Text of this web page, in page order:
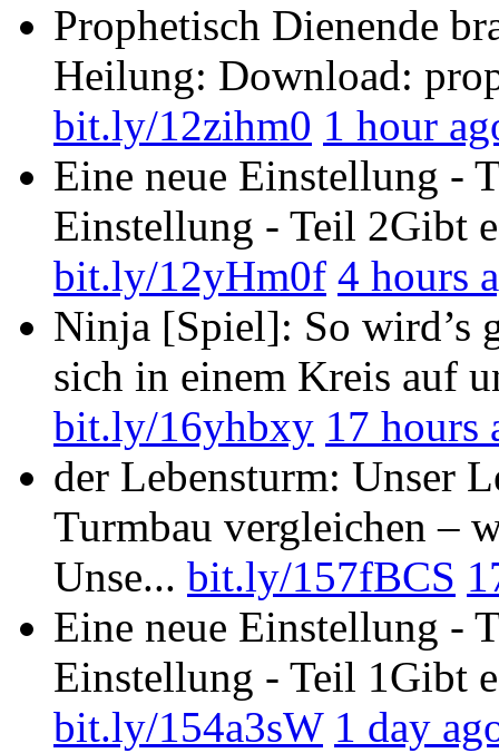
Prophetisch Dienende
Heilung: Download:
bit.ly/12zihm0 1 hour
Eine neue Einstellung -
Einstellung - Teil 2Gibt
bit.ly/12yHm0f 4 hours
Ninja [Spiel]: So wird’s
sich in einem Kreis auf
bit.ly/16yhbxy 17 hours
der Lebensturm: Unser
Turmbau vergleichen –
Unse... bit.ly/157fBCS
Eine neue Einstellung -
Einstellung - Teil 1Gibt
bit.ly/154a3sW 1 day